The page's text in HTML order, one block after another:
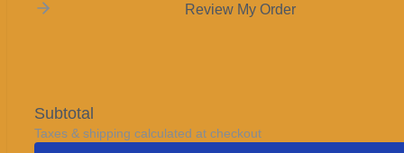
Review My Order
Subtotal
Taxes & shipping calculated at checkout